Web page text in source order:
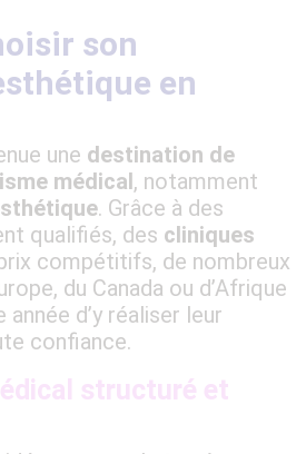
son
en
une destination de
médical, notamment
. Grâce à des
qualifiés, des cliniques
compétitifs, de nombreux
du Canada ou d’Afrique
d’y réaliser leur
confiance.
structuré et